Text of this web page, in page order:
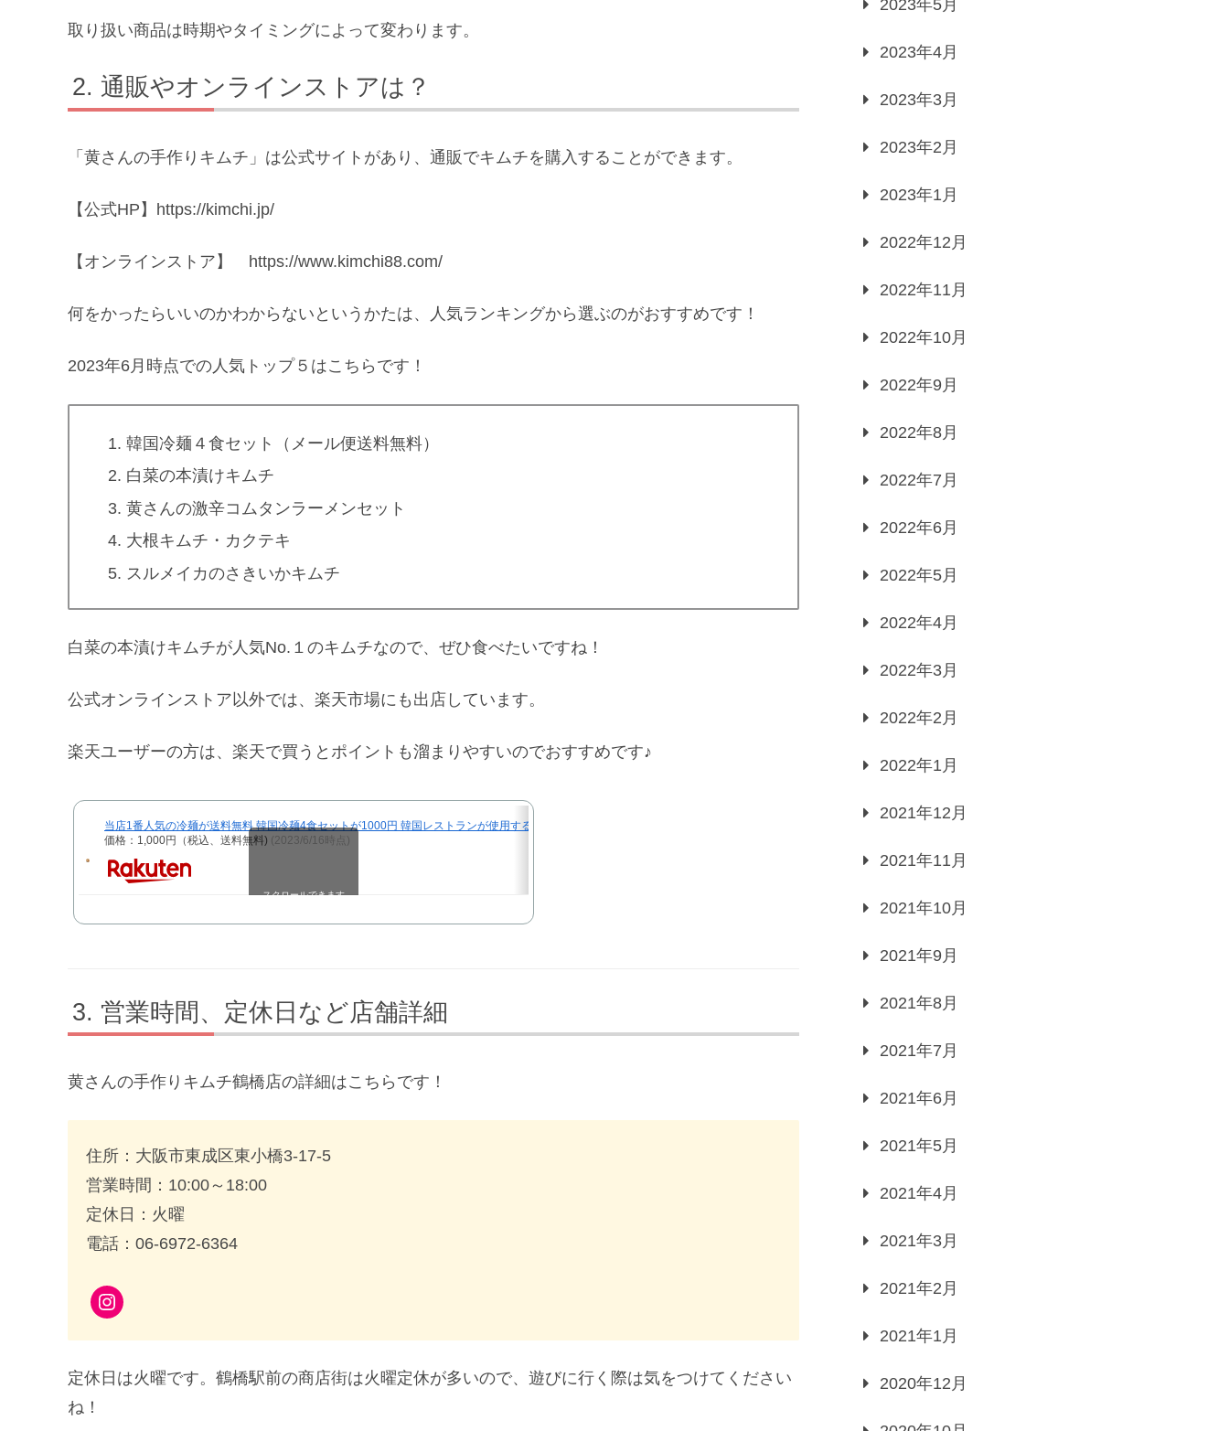
取り扱い商品は時期やタイミングによって変わります。
通販やオンラインストアは？
「黄さんの手作りキムチ」は公式サイトがあり、通販でキムチを購入することができます。
【公式HP】https://kimchi.jp/
【オンラインストア】 https://www.kimchi88.com/
何をかったらいいのかわからないというかたは、人気ランキングから選ぶのがおすすめです！
2023年6月時点での人気トップ５はこちらです！
韓国冷麺４食セット（メール便送料無料）
白菜の本漬けキムチ
黄さんの激辛コムタンラーメンセット
大根キムチ・カクテキ
スルメイカのさきいかキムチ
白菜の本漬けキムチが人気No.１のキムチなので、ぜひ食べたいですね！
公式オンラインストア以外では、楽天市場にも出店しています。
楽天ユーザーの方は、楽天で買うとポイントも溜まりやすいのでおすすめです♪
当店1番人気の冷麺が送料無料 韓国冷麺4食セットが1000円 韓国レストランが使用する麺とスープ。包装が業務用透明の簡易袋のため訳あり商品 冷麺の味は正規品と同じです【メール便】【送料無料】
価格：1,000円（税込、送料無料) (2023/6/16時点)
スクロールできます
営業時間、定休日など店舗詳細
黄さんの手作りキムチ鶴橋店の詳細はこちらです！
住所：大阪市東成区東小橋3-17-5
営業時間：10:00～18:00
定休日：火曜
電話：06-6972-6364
Instagram
定休日は火曜です。鶴橋駅前の商店街は火曜定休が多いので、遊びに行く際は気をつけてください
ね！
2023年5月
2023年4月
2023年3月
2023年2月
2023年1月
2022年12月
2022年11月
2022年10月
2022年9月
2022年8月
2022年7月
2022年6月
2022年5月
2022年4月
2022年3月
2022年2月
2022年1月
2021年12月
2021年11月
2021年10月
2021年9月
2021年8月
2021年7月
2021年6月
2021年5月
2021年4月
2021年3月
2021年2月
2021年1月
2020年12月